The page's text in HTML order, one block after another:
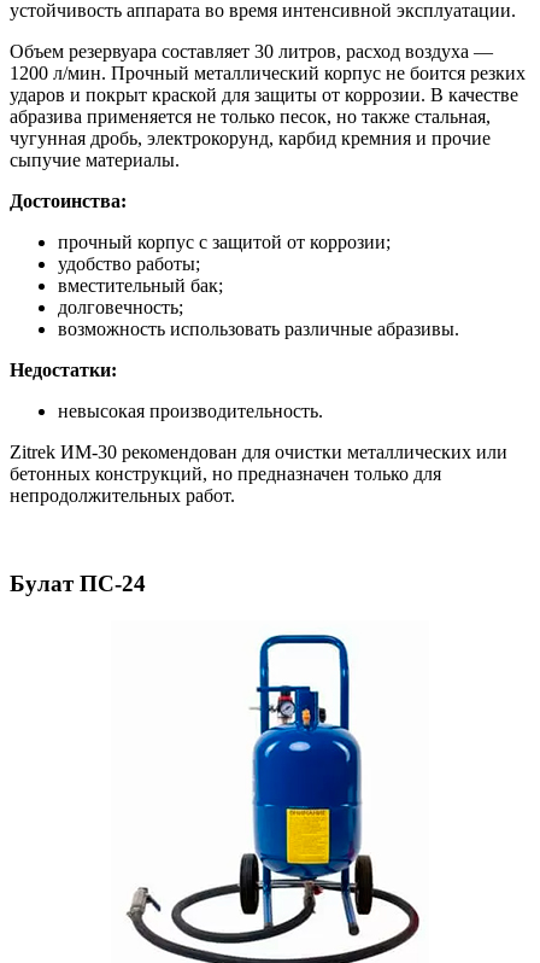
устойчивость аппарата во время интенсивной эксплуатации.
Объем резервуара составляет 30 литров, расход воздуха —
1200 л/мин. Прочный металлический корпус не боится резких
ударов и покрыт краской для защиты от коррозии. В качестве
абразива применяется не только песок, но также стальная,
чугунная дробь, электрокорунд, карбид кремния и прочие
сыпучие материалы.
Достоинства:
прочный корпус с защитой от коррозии;
удобство работы;
вместительный бак;
долговечность;
возможность использовать различные абразивы.
Недостатки:
невысокая производительность.
Zitrek ИМ-30 рекомендован для очистки металлических или
бетонных конструкций, но предназначен только для
непродолжительных работ.
Булат ПС-24